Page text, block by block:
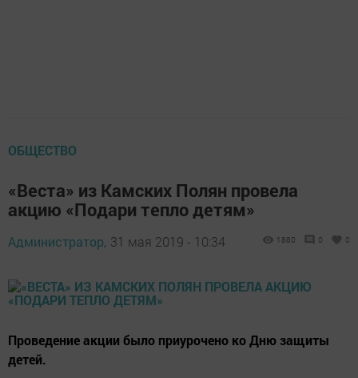
ОБЩЕСТВО
«Веста» из Камских Полян провела
акцию «Подари тепло детям»
Администратор, 31 мая 2019 - 10:34 1880 0 0
Проведение акции было приурочено ко Дню защиты
детей.